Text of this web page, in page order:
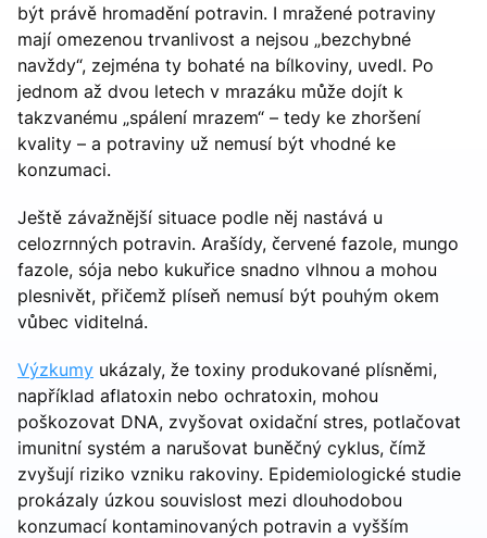
být právě hromadění potravin. I mražené potraviny
mají omezenou trvanlivost a nejsou „bezchybné
navždy“, zejména ty bohaté na bílkoviny, uvedl. Po
jednom až dvou letech v mrazáku může dojít k
takzvanému „spálení mrazem“ – tedy ke zhoršení
kvality – a potraviny už nemusí být vhodné ke
konzumaci.
Ještě závažnější situace podle něj nastává u
celozrnných potravin. Arašídy, červené fazole, mungo
fazole, sója nebo kukuřice snadno vlhnou a mohou
plesnivět, přičemž plíseň nemusí být pouhým okem
vůbec viditelná.
Výzkumy ukázaly, že toxiny produkované plísněmi,
například aflatoxin nebo ochratoxin, mohou
poškozovat DNA, zvyšovat oxidační stres, potlačovat
imunitní systém a narušovat buněčný cyklus, čímž
zvyšují riziko vzniku rakoviny. Epidemiologické studie
prokázaly úzkou souvislost mezi dlouhodobou
konzumací kontaminovaných potravin a vyšším